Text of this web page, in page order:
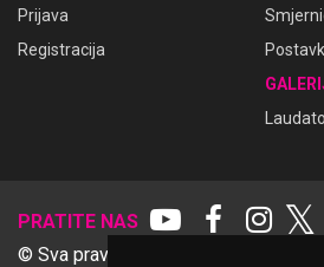
Prijava
Registracija
PRATITE NAS 𝕏
© Sva prava pridržana Udruga Ime